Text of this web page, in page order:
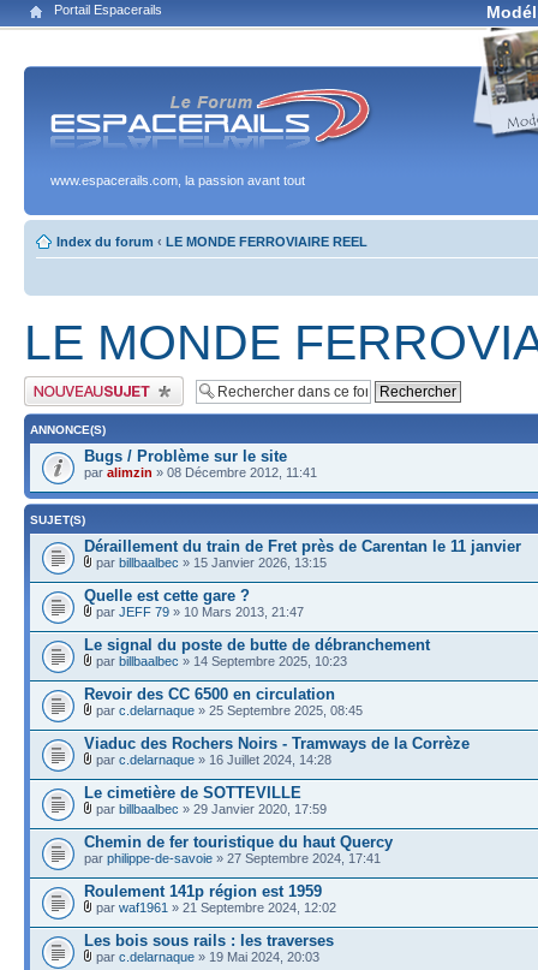
Portail Espacerails
www.espacerails.com, la passion avant tout
Index du forum ‹ LE MONDE FERROVIAIRE REEL
LE MONDE
Publier un nouveau sujet
ANNONCE(S)
Bugs / Problème sur le site
par alimzin » 08 Décembre 2012, 11:41
SUJET(S)
Déraillement du train de Fret près de Carentan le 11 janvier
par billbaalbec » 15 Janvier 2026, 13:15
Quelle est cette gare ?
par JEFF 79 » 10 Mars 2013, 21:47
Le signal du poste de butte de débranchement
par billbaalbec » 14 Septembre 2025, 10:23
Revoir des CC 6500 en circulation
par c.delarnaque » 25 Septembre 2025, 08:45
Viaduc des Rochers Noirs - Tramways de la Corrèze
par c.delarnaque » 16 Juillet 2024, 14:28
Le cimetière de SOTTEVILLE
par billbaalbec » 29 Janvier 2020, 17:59
Chemin de fer touristique du haut Quercy
par philippe-de-savoie » 27 Septembre 2024, 17:41
Roulement 141p région est 1959
par waf1961 » 21 Septembre 2024, 12:02
Les bois sous rails : les traverses
par c.delarnaque » 19 Mai 2024, 20:03